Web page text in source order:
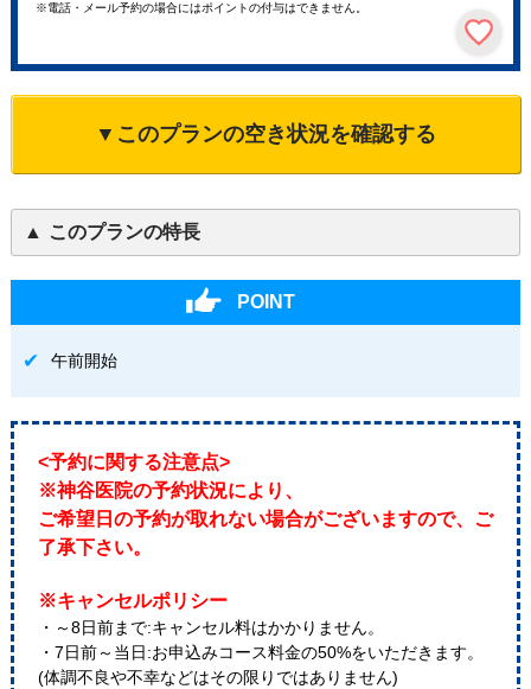
※電話・メール予約の場合にはポイントの付与はできません。
▼このプランの空き状況を確認する
このプランの特長
POINT
午前開始
<予約に関する注意点>
※神谷医院の予約状況により、
ご希望日の予約が取れない場合がございますので、ご
了承下さい。
※キャンセルポリシー
・～8日前まで:キャンセル料はかかりません。
・7日前～当日:お申込みコース料金の50%をいただきます。
(体調不良や不幸などはその限りではありません)